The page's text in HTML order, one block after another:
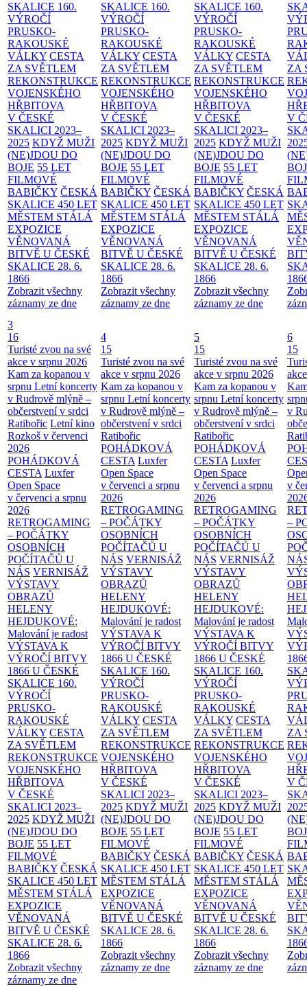
SKALICE 160.
VÝROČÍ
PRUSKO-
RAKOUSKÉ
VÁLKY CESTA
ZA SVĚTLEM
REKONSTRUKCE
VOJENSKÉHO
HŘBITOVA
V ČESKÉ
SKALICI 2023–
2025 KDYŽ MUŽI
(NE)JDOU DO
BOJE 55 LET
FILMOVÉ
BABIČKY ČESKÁ
SKALICE 450 LET
MĚSTEM STÁLÁ
EXPOZICE
VĚNOVANÁ
BITVĚ U ČESKÉ
SKALICE 28. 6.
1866
Zobrazit všechny
záznamy ze dne
SKALICE 160.
VÝROČÍ
PRUSKO-
RAKOUSKÉ
VÁLKY CESTA
ZA SVĚTLEM
REKONSTRUKCE
VOJENSKÉHO
HŘBITOVA
V ČESKÉ
SKALICI 2023–
2025 KDYŽ MUŽI
(NE)JDOU DO
BOJE 55 LET
FILMOVÉ
BABIČKY ČESKÁ
SKALICE 450 LET
MĚSTEM STÁLÁ
EXPOZICE
VĚNOVANÁ
BITVĚ U ČESKÉ
SKALICE 28. 6.
1866
Zobrazit všechny
záznamy ze dne
SKALICE 160.
VÝROČÍ
PRUSKO-
RAKOUSKÉ
VÁLKY CESTA
ZA SVĚTLEM
REKONSTRUKCE
VOJENSKÉHO
HŘBITOVA
V ČESKÉ
SKALICI 2023–
2025 KDYŽ MUŽI
(NE)JDOU DO
BOJE 55 LET
FILMOVÉ
BABIČKY ČESKÁ
SKALICE 450 LET
MĚSTEM STÁLÁ
EXPOZICE
VĚNOVANÁ
BITVĚ U ČESKÉ
SKALICE 28. 6.
1866
Zobrazit všechny
záznamy ze dne
ZA
V
3
16
Turisté zvou na své
akce v srpnu 2026
Kam za kopanou v
srpnu Letní koncerty
v Rudrově mlýně –
občerstvení v srdci
Ratibořic Letní kino
Rozkoš v červenci
2026
POHÁDKOVÁ
CESTA Luxfer
Open Space
v červenci a srpnu
2026
RETROGAMING
– POČÁTKY
OSOBNÍCH
POČÍTAČŮ U
NÁS VERNISÁŽ
VÝSTAVY
OBRAZŮ
HELENY
HEJDUKOVÉ:
Malování je radost
VÝSTAVA K
VÝROČÍ BITVY
1866 U ČESKÉ
SKALICE 160.
VÝROČÍ
PRUSKO-
RAKOUSKÉ
VÁLKY CESTA
ZA SVĚTLEM
REKONSTRUKCE
VOJENSKÉHO
HŘBITOVA
V ČESKÉ
SKALICI 2023–
2025 KDYŽ MUŽI
(NE)JDOU DO
BOJE 55 LET
FILMOVÉ
BABIČKY ČESKÁ
SKALICE 450 LET
MĚSTEM STÁLÁ
EXPOZICE
VĚNOVANÁ
BITVĚ U ČESKÉ
SKALICE 28. 6.
1866
Zobrazit všechny
záznamy ze dne
4
15
Turisté zvou na své
akce v srpnu 2026
Kam za kopanou v
srpnu Letní koncerty
v Rudrově mlýně –
občerstvení v srdci
Ratibořic
POHÁDKOVÁ
CESTA Luxfer
Open Space
v červenci a srpnu
2026
RETROGAMING
– POČÁTKY
OSOBNÍCH
POČÍTAČŮ U
NÁS VERNISÁŽ
VÝSTAVY
OBRAZŮ
HELENY
HEJDUKOVÉ:
Malování je radost
VÝSTAVA K
VÝROČÍ BITVY
1866 U ČESKÉ
SKALICE 160.
VÝROČÍ
PRUSKO-
RAKOUSKÉ
VÁLKY CESTA
ZA SVĚTLEM
REKONSTRUKCE
VOJENSKÉHO
HŘBITOVA
V ČESKÉ
SKALICI 2023–
2025 KDYŽ MUŽI
(NE)JDOU DO
BOJE 55 LET
FILMOVÉ
BABIČKY ČESKÁ
SKALICE 450 LET
MĚSTEM STÁLÁ
EXPOZICE
VĚNOVANÁ
BITVĚ U ČESKÉ
SKALICE 28. 6.
1866
Zobrazit všechny
záznamy ze dne
5
15
Turisté zvou na své
akce v srpnu 2026
Kam za kopanou v
srpnu Letní koncerty
v Rudrově mlýně –
občerstvení v srdci
Ratibořic
POHÁDKOVÁ
CESTA Luxfer
Open Space
v červenci a srpnu
2026
RETROGAMING
– POČÁTKY
OSOBNÍCH
POČÍTAČŮ U
NÁS VERNISÁŽ
VÝSTAVY
OBRAZŮ
HELENY
HEJDUKOVÉ:
Malování je radost
VÝSTAVA K
VÝROČÍ BITVY
1866 U ČESKÉ
SKALICE 160.
VÝROČÍ
PRUSKO-
RAKOUSKÉ
VÁLKY CESTA
ZA SVĚTLEM
REKONSTRUKCE
VOJENSKÉHO
HŘBITOVA
V ČESKÉ
SKALICI 2023–
2025 KDYŽ MUŽI
(NE)JDOU DO
BOJE 55 LET
FILMOVÉ
BABIČKY ČESKÁ
SKALICE 450 LET
MĚSTEM STÁLÁ
EXPOZICE
VĚNOVANÁ
BITVĚ U ČESKÉ
SKALICE 28. 6.
1866
Zobrazit všechny
záznamy ze dne
6
15
v
v
–
ZA
V